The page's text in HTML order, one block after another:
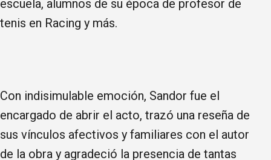
escuela, alumnos de su época de profesor de
tenis en Racing y más.
Con indisimulable emoción, Sandor fue el
encargado de abrir el acto, trazó una reseña de
sus vínculos afectivos y familiares con el autor
de la obra y agradeció la presencia de tantas